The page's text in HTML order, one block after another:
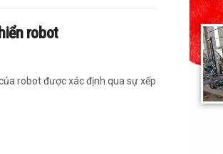
robot
robot được xác định qua sự xếp